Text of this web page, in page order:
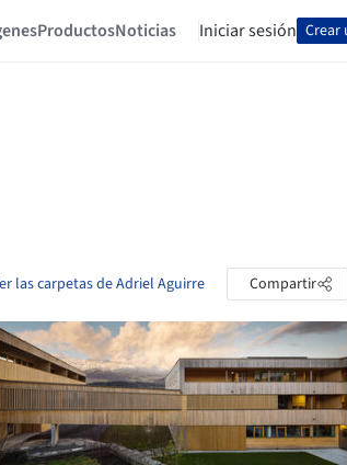
ProductosNoticias Iniciar sesión Crear
las carpetas de Adriel Aguirre Compartir